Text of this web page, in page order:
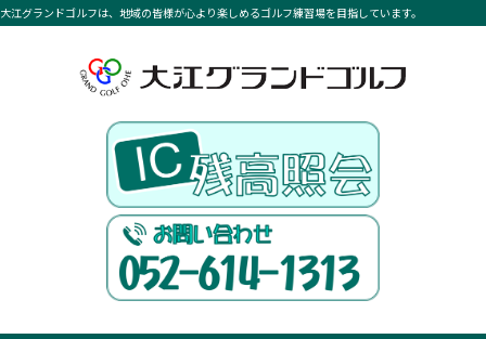
大江グランドゴルフは、地域の皆様が心より楽しめるゴルフ練習場を目指しています。